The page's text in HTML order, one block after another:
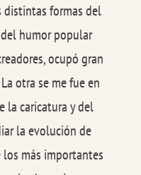
distintas formas del
humor popular
ocupó gran
otra se me fue en
la caricatura y del
la evolución de
más importantes